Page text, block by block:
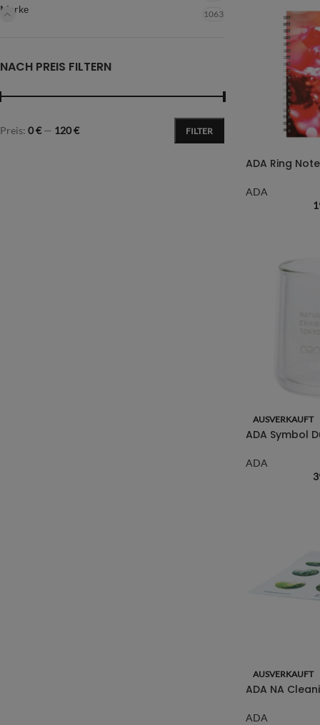
Marke 1063
NACH PREIS FILTERN
FILTER
Preis: 0 €— 120 €
ADA Ring
ADA
AUSVERKAUFT
ADA Symbol
ADA
AUSVERKAUFT
ADA NA
ADA